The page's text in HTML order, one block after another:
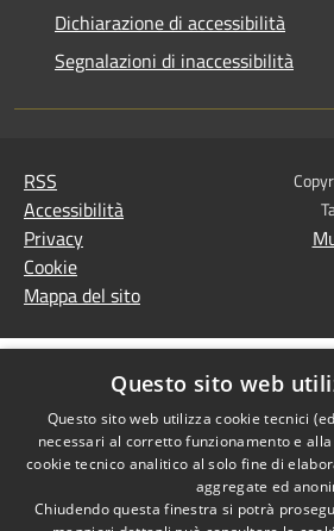
Dichiarazione di accessibilità
Segnalazioni di inaccessibilità
RSS
Accessibilità
Privacy
Cookie
Mappa del sito
Questo sito web
Questo sito web utilizza cookie tecnici
necessari al corretto funzionamento e
cookie tecnico analitico al solo fine di
aggregate ed
Chiudendo questa finestra si potrà